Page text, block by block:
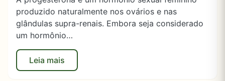
produzido naturalmente nos ovários e nas
glândulas supra-renais. Embora seja considerado
um hormônio…
Leia mais